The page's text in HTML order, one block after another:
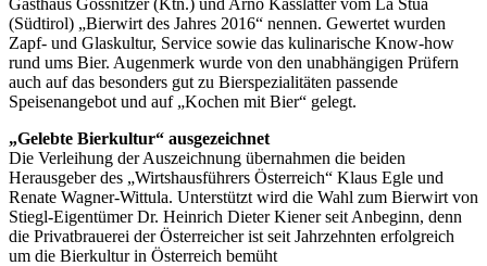
(Südtirol) „Bierwirt des Jahres 2016“ nennen. Gewertet wurden
Zapf- und Glaskultur, Service sowie das kulinarische Know-how
rund ums Bier. Augenmerk wurde von den unabhängigen Prüfern
auch auf das besonders gut zu Bierspezialitäten passende
Speisenangebot und auf „Kochen mit Bier“ gelegt.
„Gelebte Bierkultur“ ausgezeichnet
Die Verleihung der Auszeichnung übernahmen die beiden
Herausgeber des „Wirtshausführers Österreich“ Klaus Egle und
Renate Wagner-Wittula. Unterstützt wird die Wahl zum Bierwirt von
Stiegl-Eigentümer Dr. Heinrich Dieter Kiener seit Anbeginn, denn
die Privatbrauerei der Österreicher ist seit Jahrzehnten erfolgreich
um die Bierkultur in Österreich bemüht